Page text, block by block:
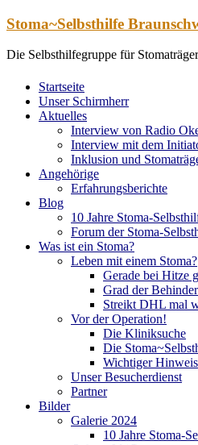
Zum
springen
Stoma~Selbsthilfe
Die Selbsthilfegruppe für
Startseite
Unser Schirmherr
Aktuelles
Interview von Radio
Interview mit dem
Inklusion und
Angehörige
Erfahrungsberichte
Blog
10 Jahre Stoma-
Forum der Stoma-
Was ist ein Stoma?
Leben mit einem Stoma?
Gerade bei Hitze
Grad der
Streikt DHL mal
Vor der Operation!
Die Kliniksuche
Die
Wichtiger Hinweis
Unser Besucherdienst
Partner
Bilder
Galerie 2024
10 Jahre Stoma-